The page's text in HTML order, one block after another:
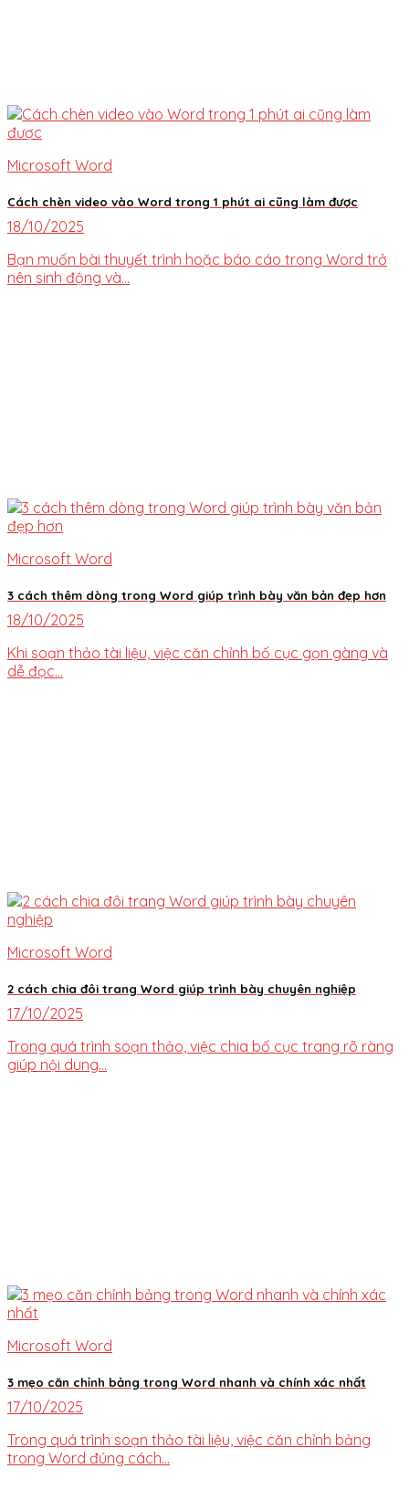
Microsoft Word
Cách chèn video vào Word trong 1 phút ai cũng làm được
18/10/2025
Bạn muốn bài thuyết trình hoặc báo cáo trong Word trở
nên sinh động và...
Microsoft Word
3 cách thêm dòng trong Word giúp trình bày văn bản đẹp hơn
18/10/2025
Khi soạn thảo tài liệu, việc căn chỉnh bố cục gọn gàng và
dễ đọc...
Microsoft Word
2 cách chia đôi trang Word giúp trình bày chuyên nghiệp
17/10/2025
Trong quá trình soạn thảo, việc chia bố cục trang rõ ràng
giúp nội dung...
Microsoft Word
3 mẹo căn chỉnh bảng trong Word nhanh và chính xác nhất
17/10/2025
Trong quá trình soạn thảo tài liệu, việc căn chỉnh bảng
trong Word đúng cách...